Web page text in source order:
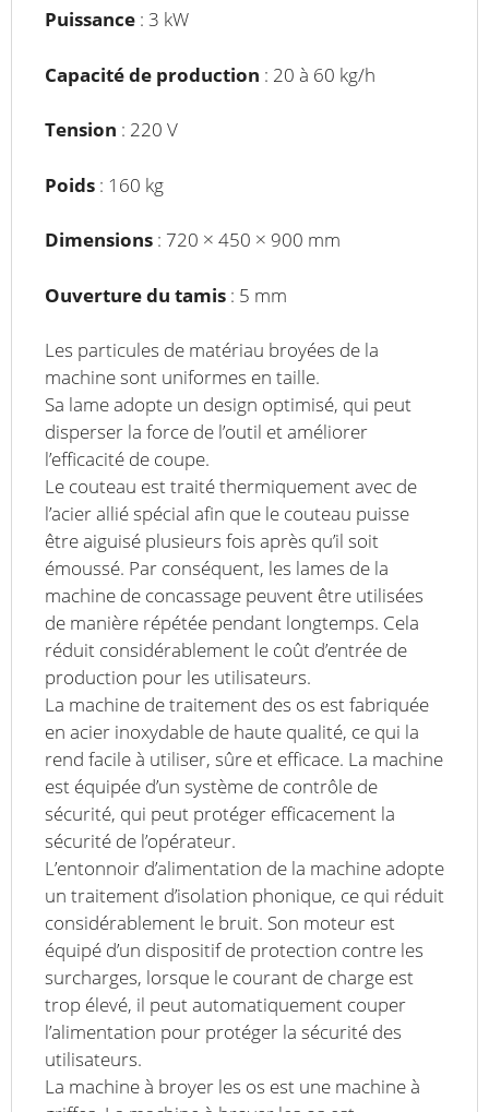
Puissance : 3 kW
Capacité de production : 20 à 60 kg/h
Tension : 220 V
Poids : 160 kg
Dimensions : 720 × 450 × 900 mm
Ouverture du tamis : 5 mm
Les particules de matériau broyées de la
machine sont uniformes en taille.
Sa lame adopte un design optimisé, qui peut
disperser la force de l’outil et améliorer
l’efficacité de coupe.
Le couteau est traité thermiquement avec de
l’acier allié spécial afin que le couteau puisse
être aiguisé plusieurs fois après qu’il soit
émoussé. Par conséquent, les lames de la
machine de concassage peuvent être utilisées
de manière répétée pendant longtemps. Cela
réduit considérablement le coût d’entrée de
production pour les utilisateurs.
La machine de traitement des os est fabriquée
en acier inoxydable de haute qualité, ce qui la
rend facile à utiliser, sûre et efficace. La machine
est équipée d’un système de contrôle de
sécurité, qui peut protéger efficacement la
sécurité de l’opérateur.
L’entonnoir d’alimentation de la machine adopte
un traitement d’isolation phonique, ce qui réduit
considérablement le bruit. Son moteur est
équipé d’un dispositif de protection contre les
surcharges, lorsque le courant de charge est
trop élevé, il peut automatiquement couper
l’alimentation pour protéger la sécurité des
utilisateurs.
La machine à broyer les os est une machine à